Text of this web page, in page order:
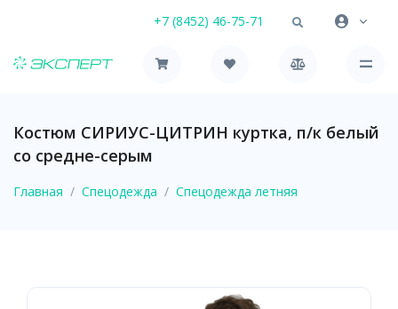
+7 (8452) 46-75-71
Костюм СИРИУС-ЦИТРИН куртка, п/к белый
со средне-серым
Главная Спецодежда Спецодежда летняя